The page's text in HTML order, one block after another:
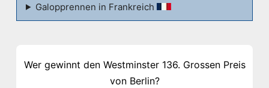
Galopprennen in Frankreich
Wer gewinnt den Westminster 136. Grossen Preis
von Berlin?